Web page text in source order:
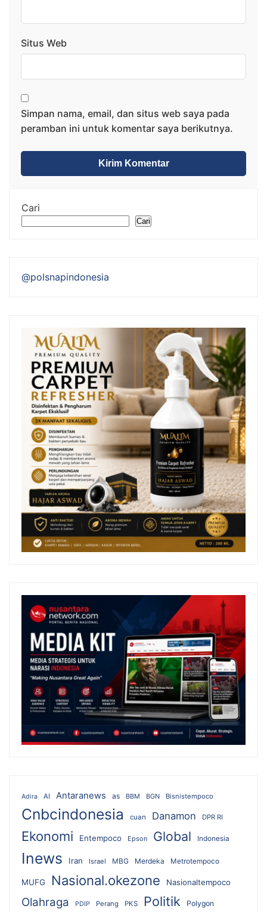
Situs Web
Simpan nama, email, dan situs web saya pada
peramban ini untuk komentar saya berikutnya.
Cari
Cari
@polsnapindonesia
Adira AI Antaranews as BBM BGN Bisnistempoco
Cnbcindonesia cuan Danamon DPR RI
Ekonomi Entempoco Epson Global Indonesia
Inews Iran Israel MBG Merdeka Metrotempoco
MUFG Nasional.okezone Nasionaltempoco
Olahraga PDIP Perang PKS Politik Polygon